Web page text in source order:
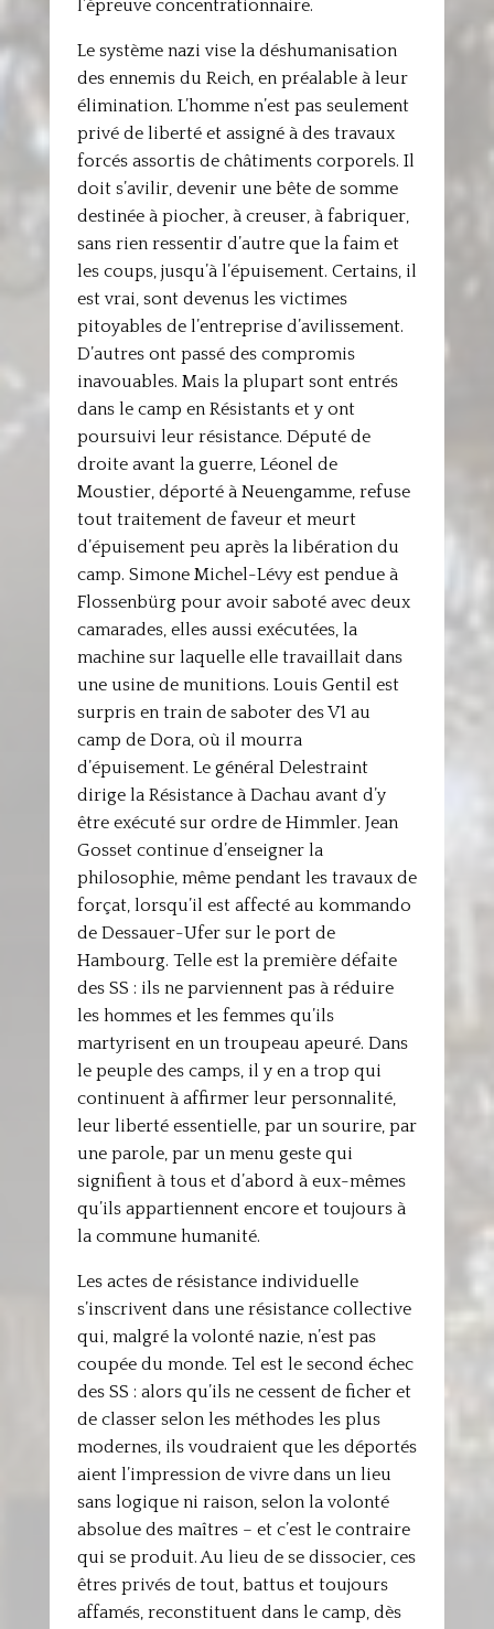
l’épreuve concentrationnaire.
Le système nazi vise la déshumanisation
des ennemis du Reich, en préalable à leur
élimination. L’homme n’est pas seulement
privé de liberté et assigné à des travaux
forcés assortis de châtiments corporels. Il
doit s’avilir, devenir une bête de somme
destinée à piocher, à creuser, à fabriquer,
sans rien ressentir d’autre que la faim et
les coups, jusqu’à l’épuisement. Certains, il
est vrai, sont devenus les victimes
pitoyables de l’entreprise d’avilissement.
D’autres ont passé des compromis
inavouables. Mais la plupart sont entrés
dans le camp en Résistants et y ont
poursuivi leur résistance. Député de
droite avant la guerre, Léonel de
Moustier, déporté à Neuengamme, refuse
tout traitement de faveur et meurt
d’épuisement peu après la libération du
camp. Simone Michel-Lévy est pendue à
Flossenbürg pour avoir saboté avec deux
camarades, elles aussi exécutées, la
machine sur laquelle elle travaillait dans
une usine de munitions. Louis Gentil est
surpris en train de saboter des V1 au
camp de Dora, où il mourra
d’épuisement. Le général Delestraint
dirige la Résistance à Dachau avant d’y
être exécuté sur ordre de Himmler. Jean
Gosset continue d’enseigner la
philosophie, même pendant les travaux de
forçat, lorsqu’il est affecté au kommando
de Dessauer-Ufer sur le port de
Hambourg. Telle est la première défaite
des SS : ils ne parviennent pas à réduire
les hommes et les femmes qu’ils
martyrisent en un troupeau apeuré. Dans
le peuple des camps, il y en a trop qui
continuent à affirmer leur personnalité,
leur liberté essentielle, par un sourire, par
une parole, par un menu geste qui
signifient à tous et d’abord à eux-mêmes
qu’ils appartiennent encore et toujours à
la commune humanité.
Les actes de résistance individuelle
s’inscrivent dans une résistance collective
qui, malgré la volonté nazie, n’est pas
coupée du monde. Tel est le second échec
des SS : alors qu’ils ne cessent de ficher et
de classer selon les méthodes les plus
modernes, ils voudraient que les déportés
aient l’impression de vivre dans un lieu
sans logique ni raison, selon la volonté
absolue des maîtres – et c’est le contraire
qui se produit. Au lieu de se dissocier, ces
êtres privés de tout, battus et toujours
affamés, reconstituent dans le camp, dès